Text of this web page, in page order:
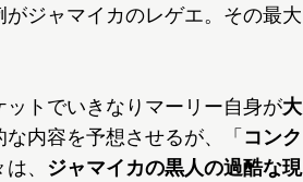
ジャマイカのレゲエ。その最大
トでいきなりマーリー自身が大
内容を予想させるが、「 コンク
、
ジャマイカの黒人の過酷な現